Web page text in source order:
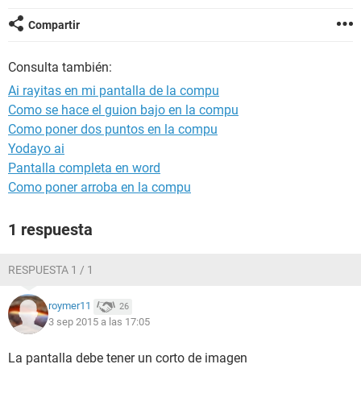
Compartir
Consulta también:
Ai rayitas en mi pantalla de la compu
Como se hace el guion bajo en la compu
Como poner dos puntos en la compu
Yodayo ai
Pantalla completa en word
Como poner arroba en la compu
1 respuesta
RESPUESTA 1 / 1
roymer11 26
3 sep 2015 a las 17:05
La pantalla debe tener un corto de imagen